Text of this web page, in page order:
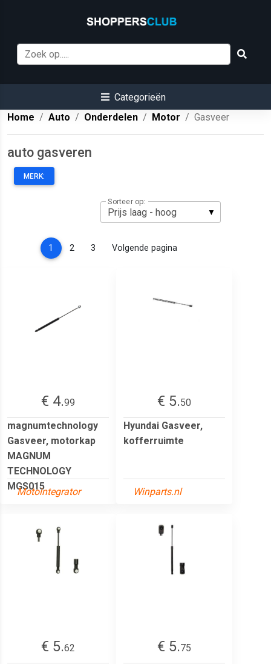
Categorieën
Home
Auto Onderdelen Motor Gasveer
auto gasveren
MERK:
Sorteer op:
1 (current)
2 3 Volgende pagina
€ 4.99
magnumtechnology
Gasveer, motorkap
MAGNUM
TECHNOLOGY
MGS015
Motointegrator
€ 5.50
Hyundai Gasveer,
kofferruimte
Winparts.nl
€ 5.62
€ 5.75